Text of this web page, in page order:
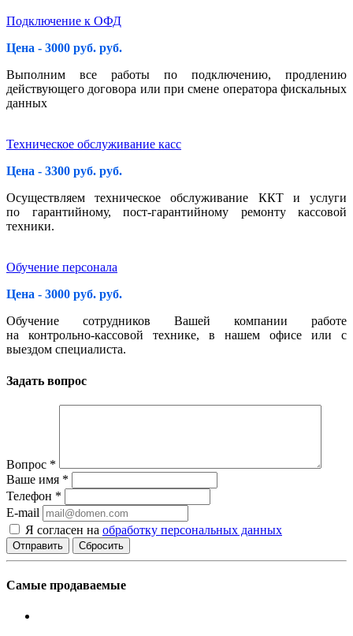
Подключение к ОФД
Цена - 3000 руб. руб.
Выполним все работы по подключению, продлению
действующего договора или при смене оператора фискальных
данных
Техническое обслуживание касс
Цена - 3300 руб. руб.
Осуществляем техническое обслуживание ККТ и услуги
по гарантийному, пост-гарантийному ремонту кассовой
техники.
Обучение персонала
Цена - 3000 руб. руб.
Обучение сотрудников Вашей компании работе
на контрольно-кассовой технике, в нашем офисе или с
выездом специалиста.
Задать вопрос
Вопрос *
Ваше имя *
Телефон *
E-mail
Я согласен на обработку персональных данных
Сбросить
Самые продаваемые